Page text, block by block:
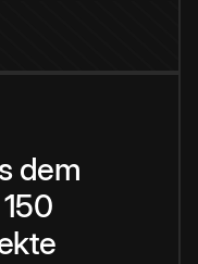
dem